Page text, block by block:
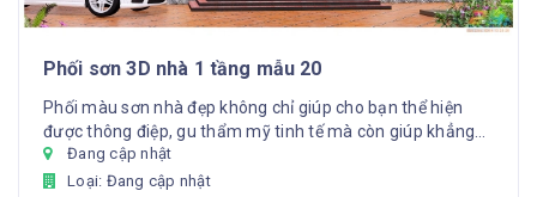
Phối sơn 3D nhà 1 tầng mẫu 20
Phối màu sơn nhà đẹp không chỉ giúp cho bạn thể hiện
được thông điệp, gu thẩm mỹ tinh tế mà còn giúp khẳng
định phong...
Đang cập nhật
Loại: Đang cập nhật